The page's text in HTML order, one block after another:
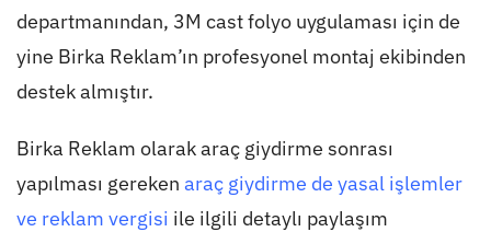
departmanından, 3M cast folyo uygulaması için de
yine Birka Reklam’ın profesyonel montaj ekibinden
destek almıştır.
Birka Reklam olarak araç giydirme sonrası
yapılması gereken araç giydirme de yasal işlemler
ve reklam vergisi ile ilgili detaylı paylaşım